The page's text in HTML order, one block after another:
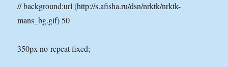
// background:url (http://s.afisha.ru/dsn/nrktk/nrktk-
mans_bg.gif) 50
350px no-repeat fixed;